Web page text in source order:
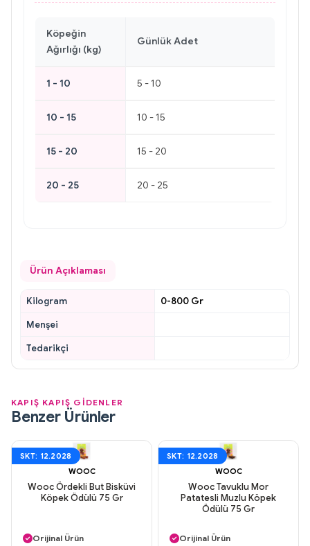
Köpeğin
Ağırlığı (kg)
Günlük Adet
1 - 10 5 - 10
10 - 15 10 - 15
15 - 20 15 - 20
20 - 25 20 - 25
Ürün Açıklaması
Kilogram
0-800 Gr
Menşei
Tedarikçi
KAPIŞ KAPIŞ GİDENLER
Benzer Ürünler
SKT: 12.2028
WOOC
Wooc Ördekli But Bisküvi
Köpek Ödülü 75 Gr
Orijinal Ürün
SKT: 12.2028
WOOC
Wooc Tavuklu Mor
Patatesli Muzlu Köpek
Ödülü 75 Gr
Orijinal Ürün